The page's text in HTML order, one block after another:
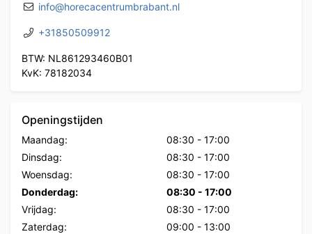
info@horecacentrumbrabant.nl
+31850509912
BTW: NL861293460B01
KvK: 78182034
Openingstijden
Maandag: 08:30 - 17:00
Dinsdag:
08:30 - 17:00
Woensdag:
08:30 - 17:00
Donderdag:
08:30 - 17:00
Vrijdag:
08:30 - 17:00
Zaterdag:
09:00 - 13:00